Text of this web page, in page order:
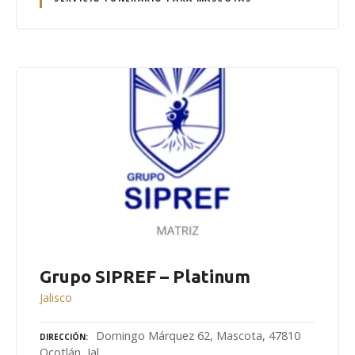
Grupo SIPREF – Platinum
Jalisco
DIRECCIÓN
Domingo Márquez 62, Mascota, 47810